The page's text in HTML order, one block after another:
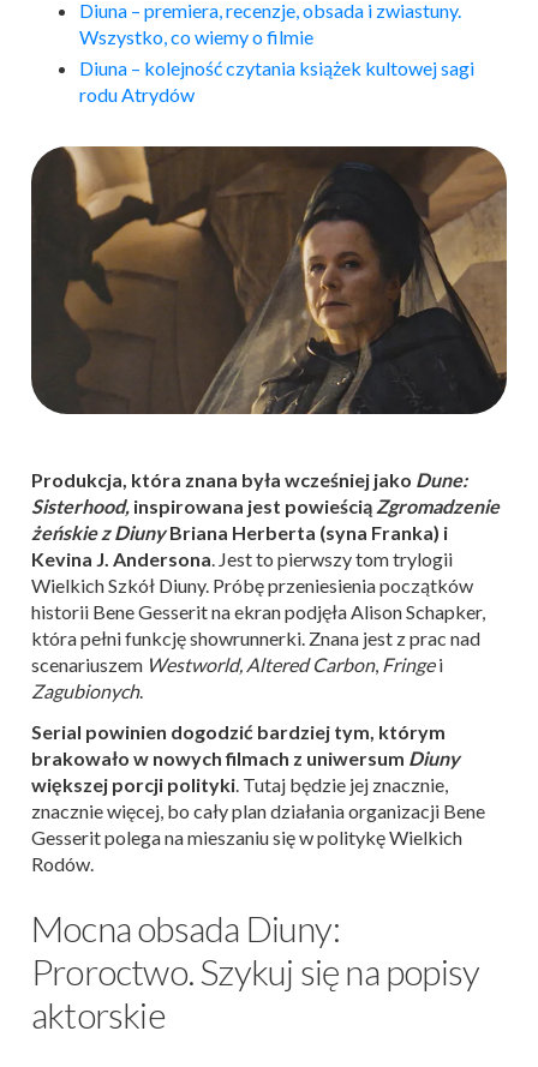
Diuna – premiera, recenzje, obsada i zwiastuny.
Wszystko, co wiemy o filmie
Diuna – kolejność czytania książek kultowej sagi
rodu Atrydów
Produkcja, która znana była wcześniej jako Dune:
Sisterhood, inspirowana jest powieścią Zgromadzenie
żeńskie z DiunyBriana Herberta (syna Franka) i
Kevina J. Andersona. Jest to pierwszy tom trylogii
Wielkich Szkół Diuny. Próbę przeniesienia początków
historii Bene Gesserit na ekran podjęła Alison Schapker,
która pełni funkcję showrunnerki. Znana jest z prac nad
scenariuszem Westworld, Altered Carbon, Fringei
Zagubionych.
Serial powinien dogodzić bardziej tym, którym
brakowało w nowych filmach z uniwersum Diuny
większej porcji polityki. Tutaj będzie jej znacznie,
znacznie więcej, bo cały plan działania organizacji Bene
Gesserit polega na mieszaniu się w politykę Wielkich
Rodów.
Mocna obsada Diuny:
Proroctwo. Szykuj się na popisy
aktorskie